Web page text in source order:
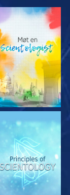
UTFORSK SERIEN